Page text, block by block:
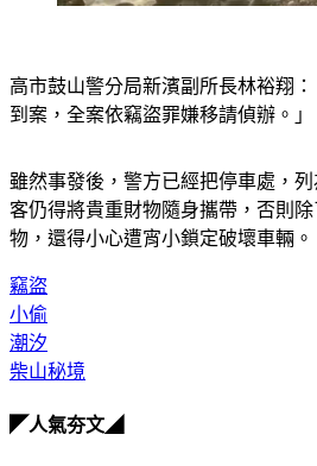
高市鼓山警分局新濱副所長林裕翔：
雖然事發後，警方已經把停車處，
客仍得將貴重財物隨身攜帶，否則除
竊盜
小偷
潮汐